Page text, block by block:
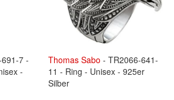
7 -
-
Thomas Sabo - TR2066-641-
11 - Ring - Unisex - 925er
Silber